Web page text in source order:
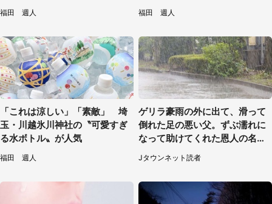
福田 週人
見てたい」
福田 週人
「これは涼しい」「素敵」 埼
玉・川越氷川神社の〝可愛すぎ
る水ボトル〟が人気
福田 週人
ゲリラ豪雨の外に出て、滑って
倒れた足の悪い父。ずぶ濡れに
なって助けてくれた恩人の名前
Jタウンネット読者